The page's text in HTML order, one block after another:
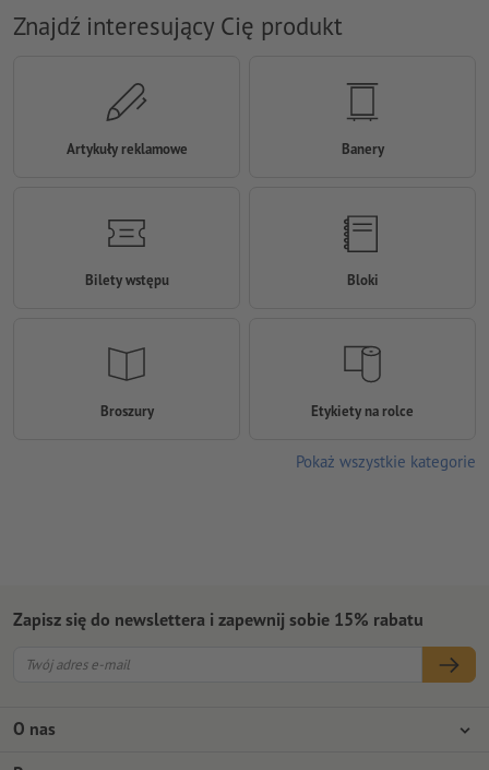
Znajdź interesujący Cię produkt
Artykuły reklamowe Banery
Bilety wstępu Bloki
Broszury Etykiety na rolce
Pokaż wszystkie kategorie
O nas
Zapisz się do newslettera i zapewnij sobie 15% rabatu